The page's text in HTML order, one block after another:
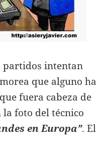
partidos intentan
que alguno ha
fuera cabeza de
foto del técnico
en Europa”. El